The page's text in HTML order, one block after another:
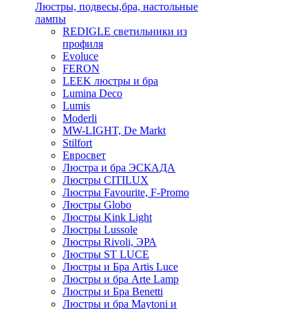
Люстры, подвесы,бра, настольные
лампы
REDIGLE светильники из
профиля
Evoluce
FERON
LEEK люстры и бра
Lumina Deco
Lumis
Moderli
MW-LIGHT, De Markt
Stilfort
Евросвет
Люстра и бра ЭСКАДА
Люстры CITILUX
Люстры Favourite, F-Promo
Люстры Globo
Люстры Kink Light
Люстры Lussole
Люстры Rivoli, ЭРА
Люстры ST LUCE
Люстры и Бра Artis Luce
Люстры и бра Arte Lamp
Люстры и Бра Benetti
Люстры и бра Maytoni и